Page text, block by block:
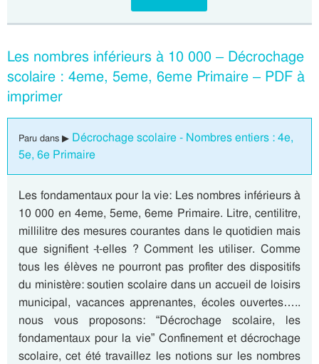
Les nombres inférieurs à 10 000 – Décrochage
scolaire : 4eme, 5eme, 6eme Primaire – PDF à
imprimer
Paru dans ▶ Décrochage scolaire - Nombres entiers : 4e,
5e, 6e Primaire
Les fondamentaux pour la vie: Les nombres inférieurs à
10 000 en 4eme, 5eme, 6eme Primaire. Litre, centilitre,
millilitre des mesures courantes dans le quotidien mais
que signifient -t-elles ? Comment les utiliser. Comme
tous les élèves ne pourront pas profiter des dispositifs
du ministère: soutien scolaire dans un accueil de loisirs
municipal, vacances apprenantes, écoles ouvertes…..
nous vous proposons: “Décrochage scolaire, les
fondamentaux pour la vie” Confinement et décrochage
scolaire, cet été travaillez les notions sur les nombres